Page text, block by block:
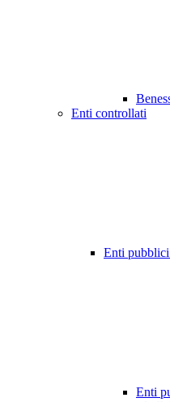
Enti controllati
Enti
Enti